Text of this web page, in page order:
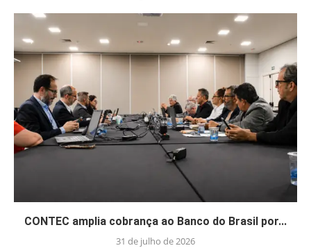
CONTEC amplia cobrança ao Banco do Brasil por...
31 de julho de 2026